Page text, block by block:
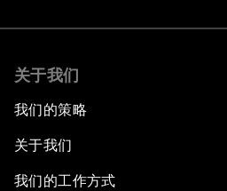
关于我们
我们的策略
关于我们
我们的工作方式